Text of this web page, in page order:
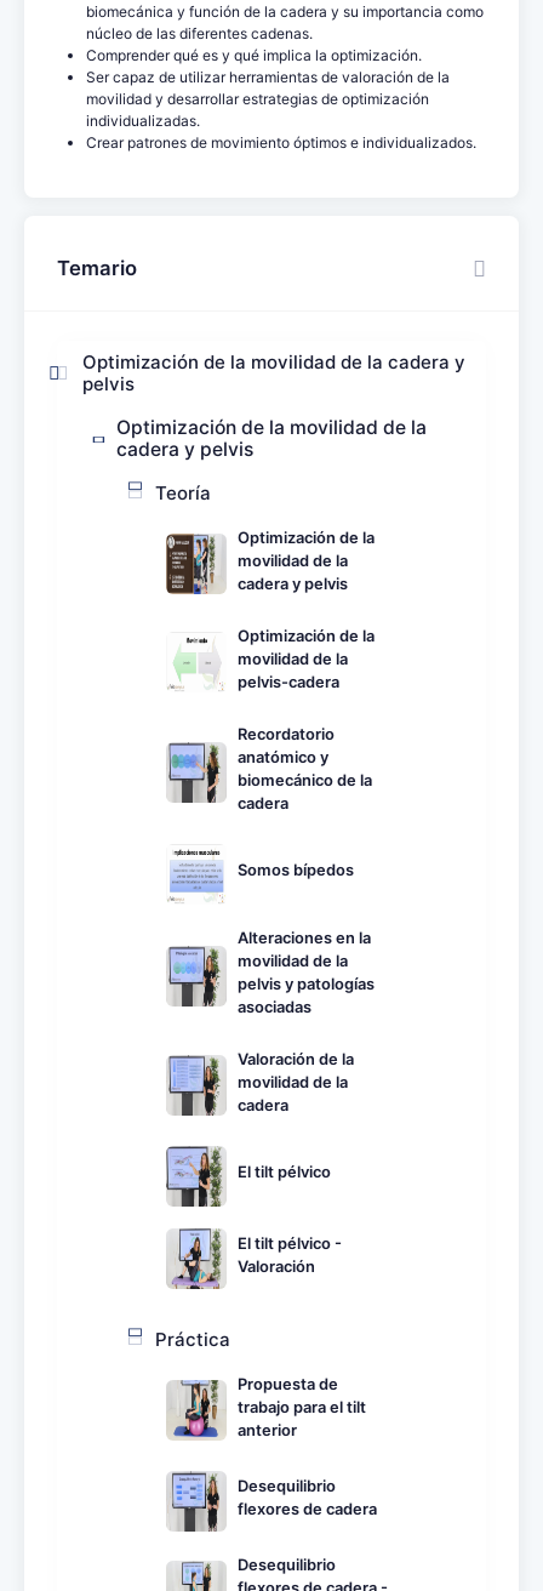
biomecánica y función de la cadera y su importancia como
núcleo de las diferentes cadenas.
Comprender qué es y qué implica la optimización.
Ser capaz de utilizar herramientas de valoración de la
movilidad y desarrollar estrategias de optimización
individualizadas.
Crear patrones de movimiento óptimos e individualizados.
Temario
Optimización de la movilidad de la cadera y
pelvis
Optimización de la movilidad de la
cadera y pelvis
Teoría
Optimización de la
movilidad de la
cadera y pelvis
Optimización de la
movilidad de la
pelvis-cadera
Recordatorio
anatómico y
biomecánico de la
cadera
Somos bípedos
Alteraciones en la
movilidad de la
pelvis y patologías
asociadas
Valoración de la
movilidad de la
cadera
El tilt pélvico
El tilt pélvico -
Valoración
Práctica
Propuesta de
trabajo para el tilt
anterior
Desequilibrio
flexores de cadera
Desequilibrio